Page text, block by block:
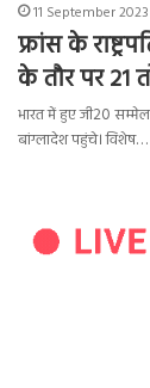
11 September
फ्रांस के
के तौर पर 21
भारत में हुए जी20
बांग्लादेश पहुंचे। विशेष…